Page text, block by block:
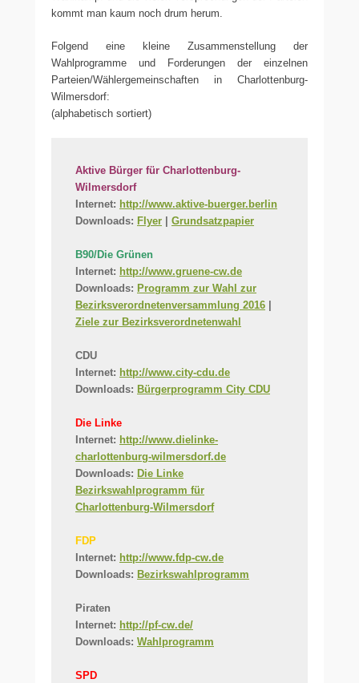
kommt man kaum noch drum herum.
Folgend eine kleine Zusammenstellung der
Wahlprogramme und Forderungen der einzelnen
Parteien/Wählergemeinschaften in Charlottenburg-
Wilmersdorf:
(alphabetisch sortiert)
Aktive Bürger für Charlottenburg-
Wilmersdorf
Internet: http://www.aktive-buerger.berlin
Downloads: Flyer Grundsatzpapier
B90/Die Grünen
Internet: http://www.gruene-cw.de
Downloads: Programm zur Wahl zur
Bezirksverordnetenversammlung 2016
Ziele zur Bezirksverordnetenwahl
CDU
Internet: http://www.city-cdu.de
Downloads: Bürgerprogramm City CDU
Die Linke
Internet: http://www.dielinke-
charlottenburg-wilmersdorf.de
Downloads: Die Linke
Bezirkswahlprogramm für
Charlottenburg-Wilmersdorf
FDP
Internet: http://www.fdp-cw.de
Downloads: Bezirkswahlprogramm
Piraten
Internet: http://pf-cw.de/
Downloads: Wahlprogramm
SPD